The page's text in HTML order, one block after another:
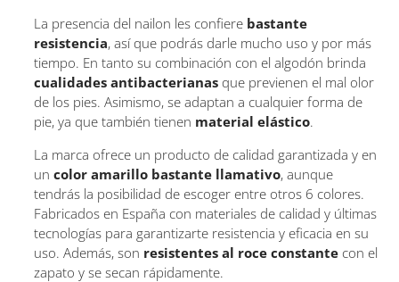
La presencia del nailon les confiere bastante
resistencia, así que podrás darle mucho uso y por más
tiempo. En tanto su combinación con el algodón brinda
cualidades antibacterianasque previenen el mal olor
de los pies. Asimismo, se adaptan a cualquier forma de
pie, ya que también tienen material elástico.
La marca ofrece un producto de calidad garantizada y en
un color amarillo bastante llamativo, aunque
tendrás la posibilidad de escoger entre otros 6 colores.
Fabricados en España con materiales de calidad y últimas
tecnologías para garantizarte resistencia y eficacia en su
uso. Además, son resistentes al roce constantecon el
zapato y se secan rápidamente.